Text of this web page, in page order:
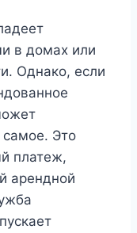
в домах или
Однако, если
Это
платеж,
арендной